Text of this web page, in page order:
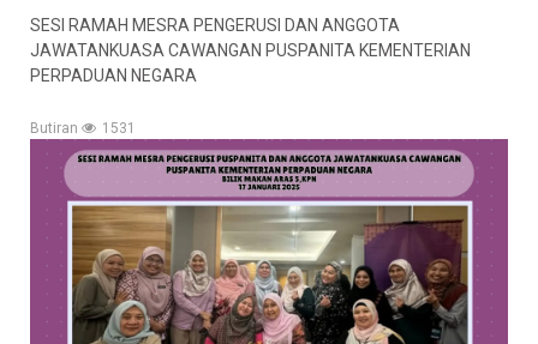
SESI RAMAH MESRA PENGERUSI DAN ANGGOTA
JAWATANKUASA CAWANGAN PUSPANITA KEMENTERIAN
PERPADUAN NEGARA
Butiran 1531